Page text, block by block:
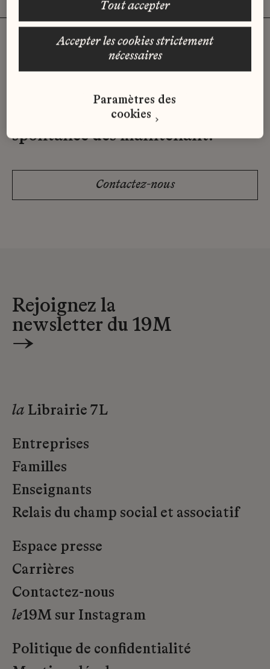
Vous n'avez pas trouvé d'offre
qui correspond à votre profil ?
Envoyez-nous votre candidature
spontanée dès maintenant.
Contactez-nous
Rejoignez la
newsletter du 19M
→
la Librairie 7L
Entreprises
Familles
Enseignants
Relais du champ social et associatif
Espace presse
Carrières
Contactez-nous
le19M sur Instagram
Politique de confidentialité
accepter les cookies strictement
nécessaires
tout accepter
Paramètres des
cookies